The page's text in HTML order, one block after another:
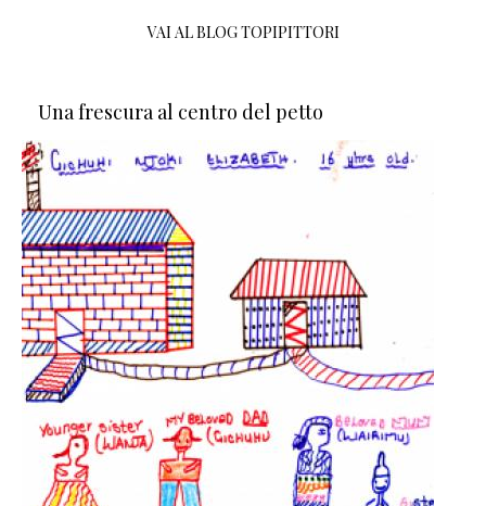
VAI AL BLOG TOPIPITTORI
Una frescura al centro del petto